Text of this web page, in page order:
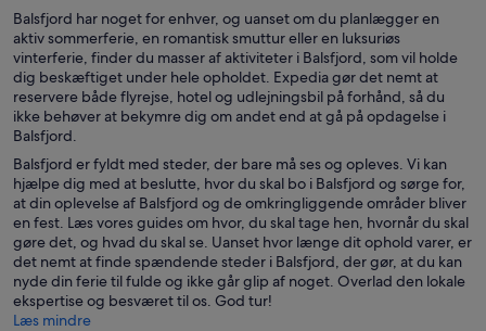
Balsfjord har noget for enhver, og uanset om du planlægger en
aktiv sommerferie, en romantisk smuttur eller en luksuriøs
vinterferie, finder du masser af aktiviteter i Balsfjord, som vil holde
dig beskæftiget under hele opholdet. Expedia gør det nemt at
reservere både flyrejse, hotel og udlejningsbil på forhånd, så du
ikke behøver at bekymre dig om andet end at gå på opdagelse i
Balsfjord.
Balsfjord er fyldt med steder, der bare må ses og opleves. Vi kan
hjælpe dig med at beslutte, hvor du skal bo i Balsfjord og sørge for,
at din oplevelse af Balsfjord og de omkringliggende områder bliver
en fest. Læs vores guides om hvor, du skal tage hen, hvornår du skal
gøre det, og hvad du skal se. Uanset hvor længe dit ophold varer, er
det nemt at finde spændende steder i Balsfjord, der gør, at du kan
nyde din ferie til fulde og ikke går glip af noget. Overlad den lokale
ekspertise og besværet til os. God tur!
Læs mindre